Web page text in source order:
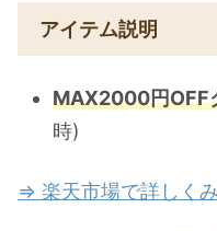
アイテム説明
MAX2000円OFF
時)
⇒ 楽天市場で詳しく